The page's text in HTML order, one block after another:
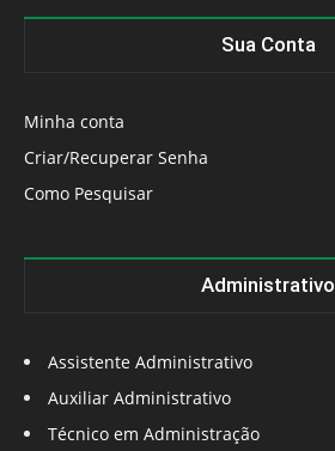
Sua Conta
Minha conta
Criar/Recuperar Senha
Como Pesquisar
Administrativo
Assistente Administrativo
Auxiliar Administrativo
Técnico em Administração